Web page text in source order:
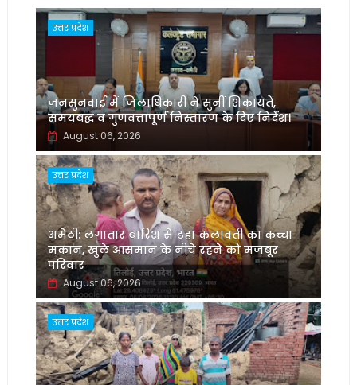
उत्तर प्रदेश
जनसुनवाई में जिलाधिकारी ने सुनीं शिकायतें,
समयबद्ध व गुणवत्तापूर्ण निस्तारण के दिए निर्देश।
August 06, 2026
उत्तर प्रदेश
अमेठी: लगातार बारिश से ढहा कलावती का कच्चा
मकान, खुले आसमान के नीचे रहने को मजबूर
परिवार
August 06, 2026
उत्तर प्रदेश